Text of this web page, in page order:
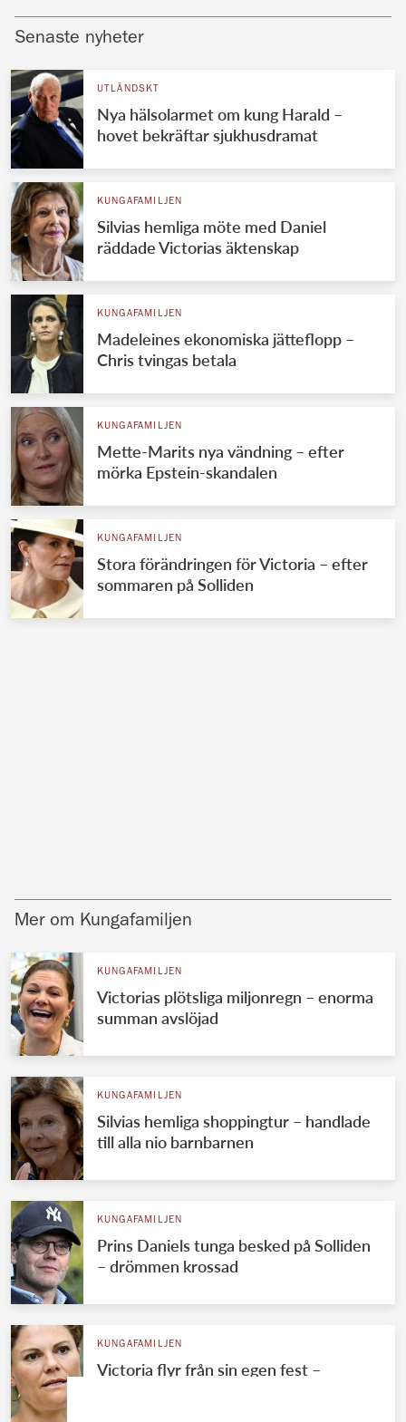
Senaste nyheter
UTLÄNDSKT
Nya hälsolarmet om kung Harald –
hovet bekräftar sjukhusdramat
KUNGAFAMILJEN
Silvias hemliga möte med Daniel
räddade Victorias äktenskap
KUNGAFAMILJEN
Madeleines ekonomiska jätteflopp –
Chris tvingas betala
KUNGAFAMILJEN
Mette-Marits nya vändning – efter
mörka Epstein-skandalen
KUNGAFAMILJEN
Stora förändringen för Victoria – efter
sommaren på Solliden
Mer om Kungafamiljen
KUNGAFAMILJEN
Victorias plötsliga miljonregn – enorma
summan avslöjad
KUNGAFAMILJEN
Silvias hemliga shoppingtur – handlade
till alla nio barnbarnen
KUNGAFAMILJEN
Prins Daniels tunga besked på Solliden
– drömmen krossad
KUNGAFAMILJEN
Victoria flyr från sin egen fest –